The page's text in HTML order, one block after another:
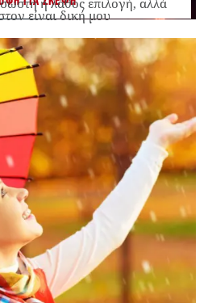
είναι δική μου